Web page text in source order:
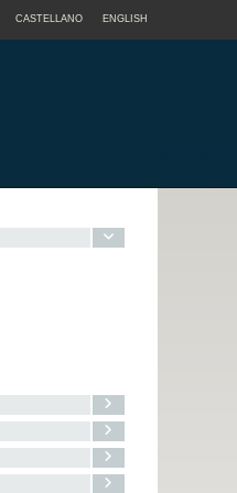
CASTELLANO ENGLISH